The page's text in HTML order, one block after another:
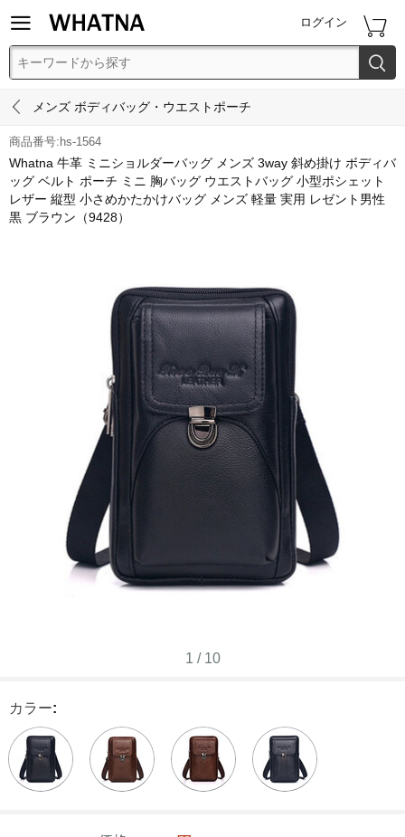
 ログイン 

 メンズ ボディバッグ・ウエストポーチ
商品番号:hs-1564
Whatna 牛革 ミニショルダーバッグ メンズ 3way 斜め掛け ボディバ
ッグ ベルト ポーチ ミニ 胸バッグ ウエストバッグ 小型ポシェット
レザー 縦型 小さめかたかけバッグ メンズ 軽量 実用 レゼント男性
黒 ブラウン（9428）
1 / 10
カラー: